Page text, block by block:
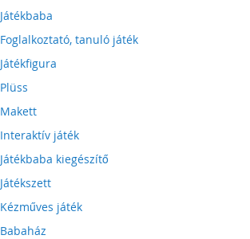
Játékbaba
Foglalkoztató, tanuló játék
Játékfigura
Plüss
Makett
Interaktív játék
Játékbaba kiegészítő
Játékszett
Kézműves játék
Babaház